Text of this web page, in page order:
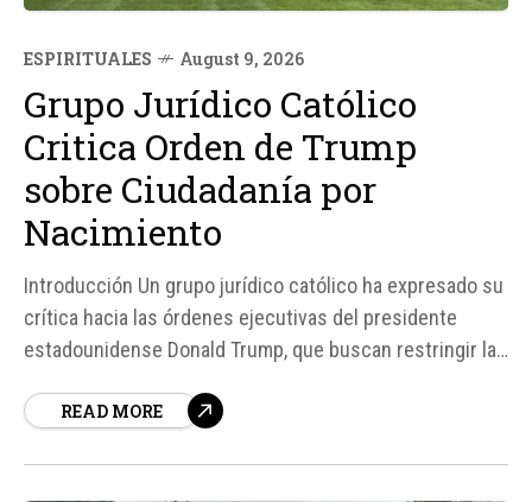
ESPIRITUALES August 9, 2026
Grupo Jurídico Católico
Critica Orden de Trump
sobre Ciudadanía por
Nacimiento
Introducción Un grupo jurídico católico ha expresado su
crítica hacia las órdenes ejecutivas del presidente
estadounidense Donald Trump, que buscan restringir la
fuentes, estas órdenes ejecutivas instruyen al gobierno
READ MORE